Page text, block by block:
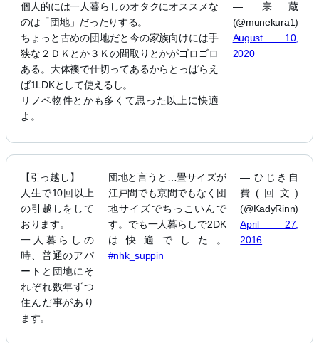
個人的には一人暮らしのオタクにオススメな
のは「団地」だったりする。
ちょっと古めの団地だと今の家族向けには手
狭な２ＤＫとか３Ｋの間取りとかがゴロゴロ
ある。大体襖で仕切ってあるからとっぱらえ
ば1LDKとして使えるし。
リノベ物件とかも多くて思った以上に快適
よ。
— 宗蔵
(@munekura1)
August 10,
2020
【引っ越し】
人生で10回以上
の引越しをして
おります。
一人暮らしの
時、普通のアパ
ートと団地にそ
れぞれ数年ずつ
住んだ事があり
ます。
団地と言うと…畳サイズが
江戸間でも京間でもなく団
地サイズでちっこいんで
す。でも一人暮らしで2DK
は快適でした。
#nhk_suppin
— ひじき自
費(回文)
(@KadyRinn)
April 27,
2016